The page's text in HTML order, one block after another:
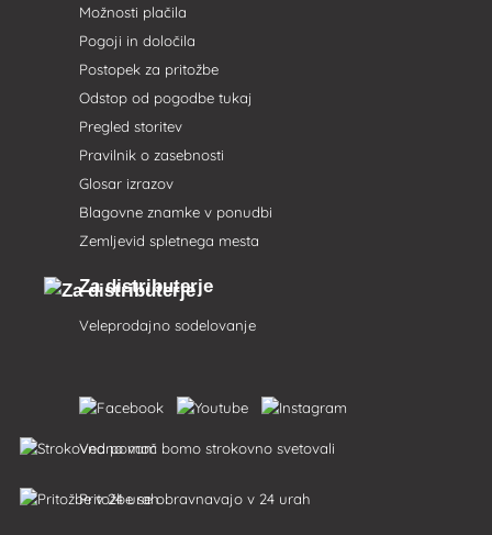
Možnosti plačila
Pogoji in določila
Postopek za pritožbe
Odstop od pogodbe tukaj
Pregled storitev
Pravilnik o zasebnosti
Glosar izrazov
Blagovne znamke v ponudbi
Zemljevid spletnega mesta
Za distributerje
Veleprodajno sodelovanje
Vedno vam bomo strokovno svetovali
Pritožbe se obravnavajo v 24 urah